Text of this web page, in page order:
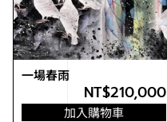
一場春雨
NT$210,000
加入購物車